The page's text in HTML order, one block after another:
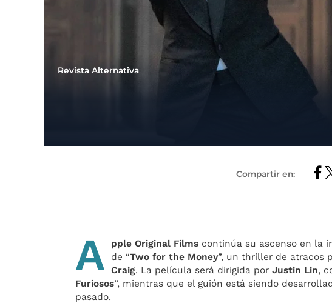
Revista Alternativa
Compartir en:
A pple Original Films continúa su ascenso en la
de “Two for the Money”, un thriller de atracos
Craig. La película será dirigida porJustin Lin,
Furiosos”, mientras que el guión está siendo
pasado.